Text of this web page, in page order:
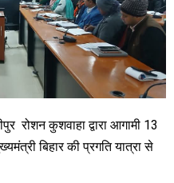
रोशन कुशवाहा द्वारा आगामी 13
बिहार की प्रगति यात्रा से